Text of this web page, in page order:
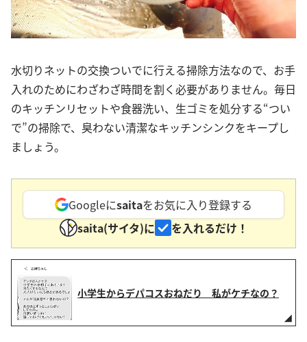
水切りネットの交換ついでに行える掃除方法なので、お手
入れのためにわざわざ時間を割く必要がありません。毎日
のキッチンリセットや食器洗い、生ゴミを処分する“つい
で”の掃除で、臭わない清潔なキッチンシンクをキープし
ましょう。
Googleにsaitaをお気に入り登録する
saita(サイタ)に
を入れるだけ！
小学生からデパコスおねだり 私がケチなの？